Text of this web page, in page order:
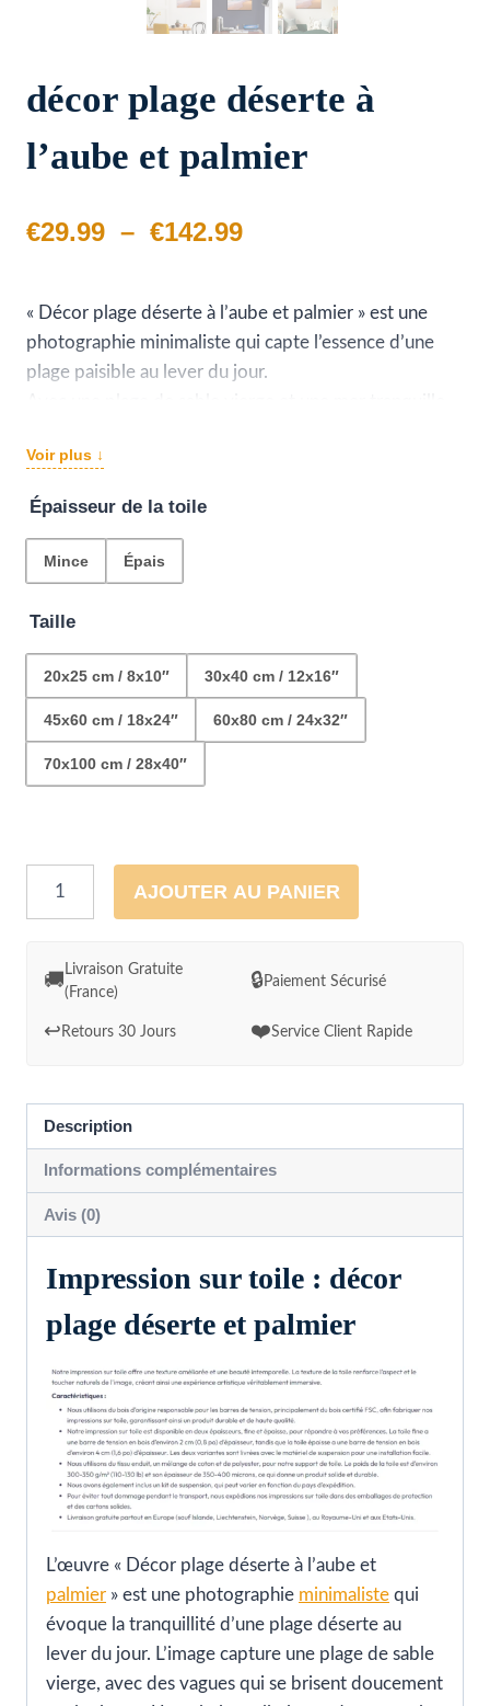
décor plage déserte à
l’aube et palmier
€29.99 – €142.99Plage
prix :
€29.99
« Décor plage déserte à l’aube et palmier » est une
photographie minimaliste qui capte l’essence d’une
plage paisible au lever du jour.
dominée par un palmier solitaire et un ciel rosé et
bleu.
C’est une représentation de la sérénité qui apportera
la tranquillité dans n’importe quelle pièce.
Voir plus ↓
Épaisseur de la toile
Mince Épais
Taille
20x25 cm / 8x10″ 30x40 cm / 12x16″
45x60 cm / 18x24″ 60x80 cm / 24x32″
70x100 cm / 28x40″
quantité
plage
déserte
palmier
AJOUTER AU PANIER
🚚
Livraison Gratuite
(France)
🔒Paiement Sécurisé
↩️ Retours 30 Jours ❤️Service Client Rapide
Description
Informations complémentaires
Avis (0)
Impression sur toile : décor
plage déserte et palmier
L’œuvre « Décor plage déserte à l’aube et
palmier » est une photographie minimaliste qui
évoque la tranquillité d’une plage déserte au
lever du jour. L’image capture une plage de sable
vierge, avec des vagues qui se brisent doucement